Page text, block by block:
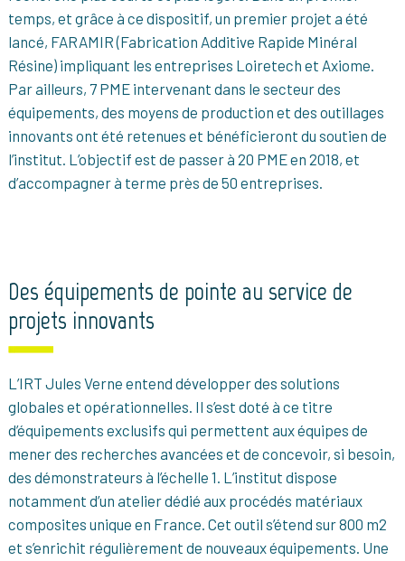
temps, et grâce à ce dispositif, un premier projet a été
lancé, FARAMIR (Fabrication Additive Rapide Minéral
Résine) impliquant les entreprises Loiretech et Axiome.
Par ailleurs, 7 PME intervenant dans le secteur des
équipements, des moyens de production et des outillages
innovants ont été retenues et bénéficieront du soutien de
l’institut. L’objectif est de passer à 20 PME en 2018, et
d’accompagner à terme près de 50 entreprises.
Des équipements de pointe au service de
projets innovants
L’IRT Jules Verne entend développer des solutions
globales et opérationnelles. Il s’est doté à ce titre
d’équipements exclusifs qui permettent aux équipes de
mener des recherches avancées et de concevoir, si besoin,
des démonstrateurs à l’échelle 1. L’institut dispose
notamment d’un atelier dédié aux procédés matériaux
composites unique en France. Cet outil s’étend sur 800 m2
et s’enrichit régulièrement de nouveaux équipements. Une